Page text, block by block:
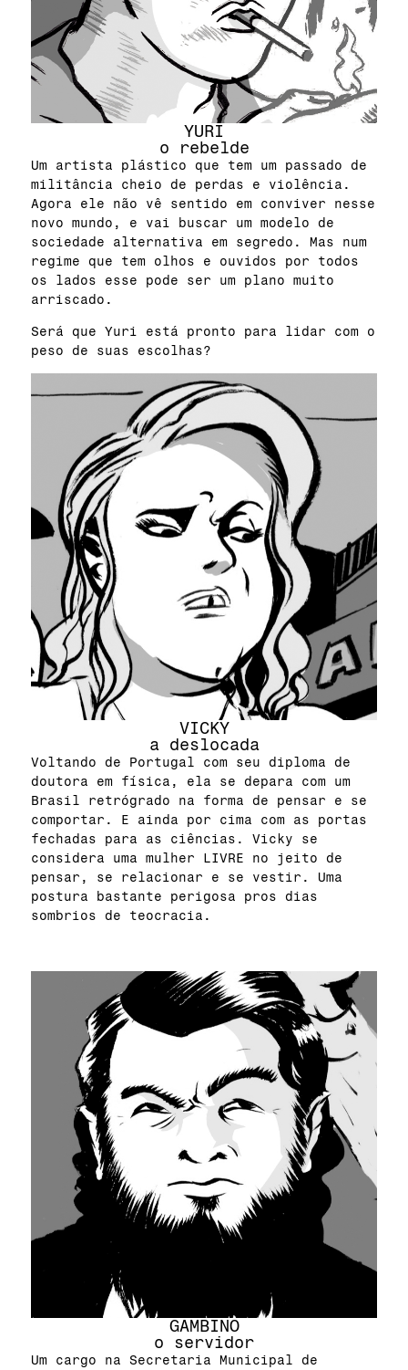
YURI
o rebelde
Um artista plástico que tem um passado de
militância cheio de perdas e violência.
Agora ele não vê sentido em conviver nesse
novo mundo, e vai buscar um modelo de
sociedade alternativa em segredo. Mas num
regime que tem olhos e ouvidos por todos
os lados esse pode ser um plano muito
arriscado.
Será que Yuri está pronto para lidar com o
peso de suas escolhas?
VICKY
a deslocada
Voltando de Portugal com seu diploma de
doutora em física, ela se depara com um
Brasil retrógrado na forma de pensar e se
comportar. E ainda por cima com as portas
fechadas para as ciências. Vicky se
considera uma mulher LIVRE no jeito de
pensar, se relacionar e se vestir. Uma
postura bastante perigosa pros dias
sombrios de teocracia.
GAMBINO
o servidor
Um cargo na Secretaria Municipal de